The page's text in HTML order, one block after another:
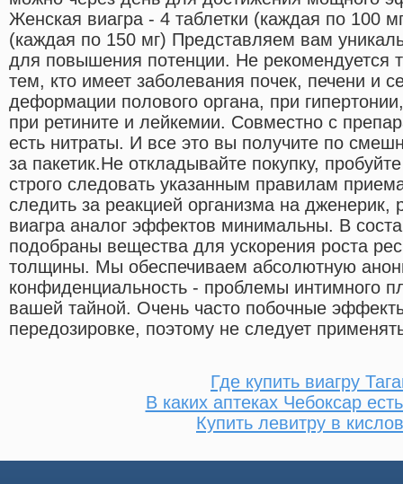
Женская виагра - 4 таблетки (каждая по 100
(каждая по 150 мг) Представляем вам
для повышения потенции. Не рекомендуется
тем, кто имеет заболевания почек, печени и
деформации полового органа, при
при ретините и лейкемии. Совместно с
есть нитраты. И все это вы получите по
за пакетик.Не откладывайте покупку,
строго следовать указанным правилам
следить за реакцией организма на дженерик,
виагра аналог эффектов минимальны. В
подобраны вещества для ускорения роста
толщины. Мы обеспечиваем абсолютную
конфиденциальность - проблемы интимного
вашей тайной. Очень часто побочные
передозировке, поэтому не следует
Где купить виагру
В каких аптеках Чебоксар
Купить левитру в